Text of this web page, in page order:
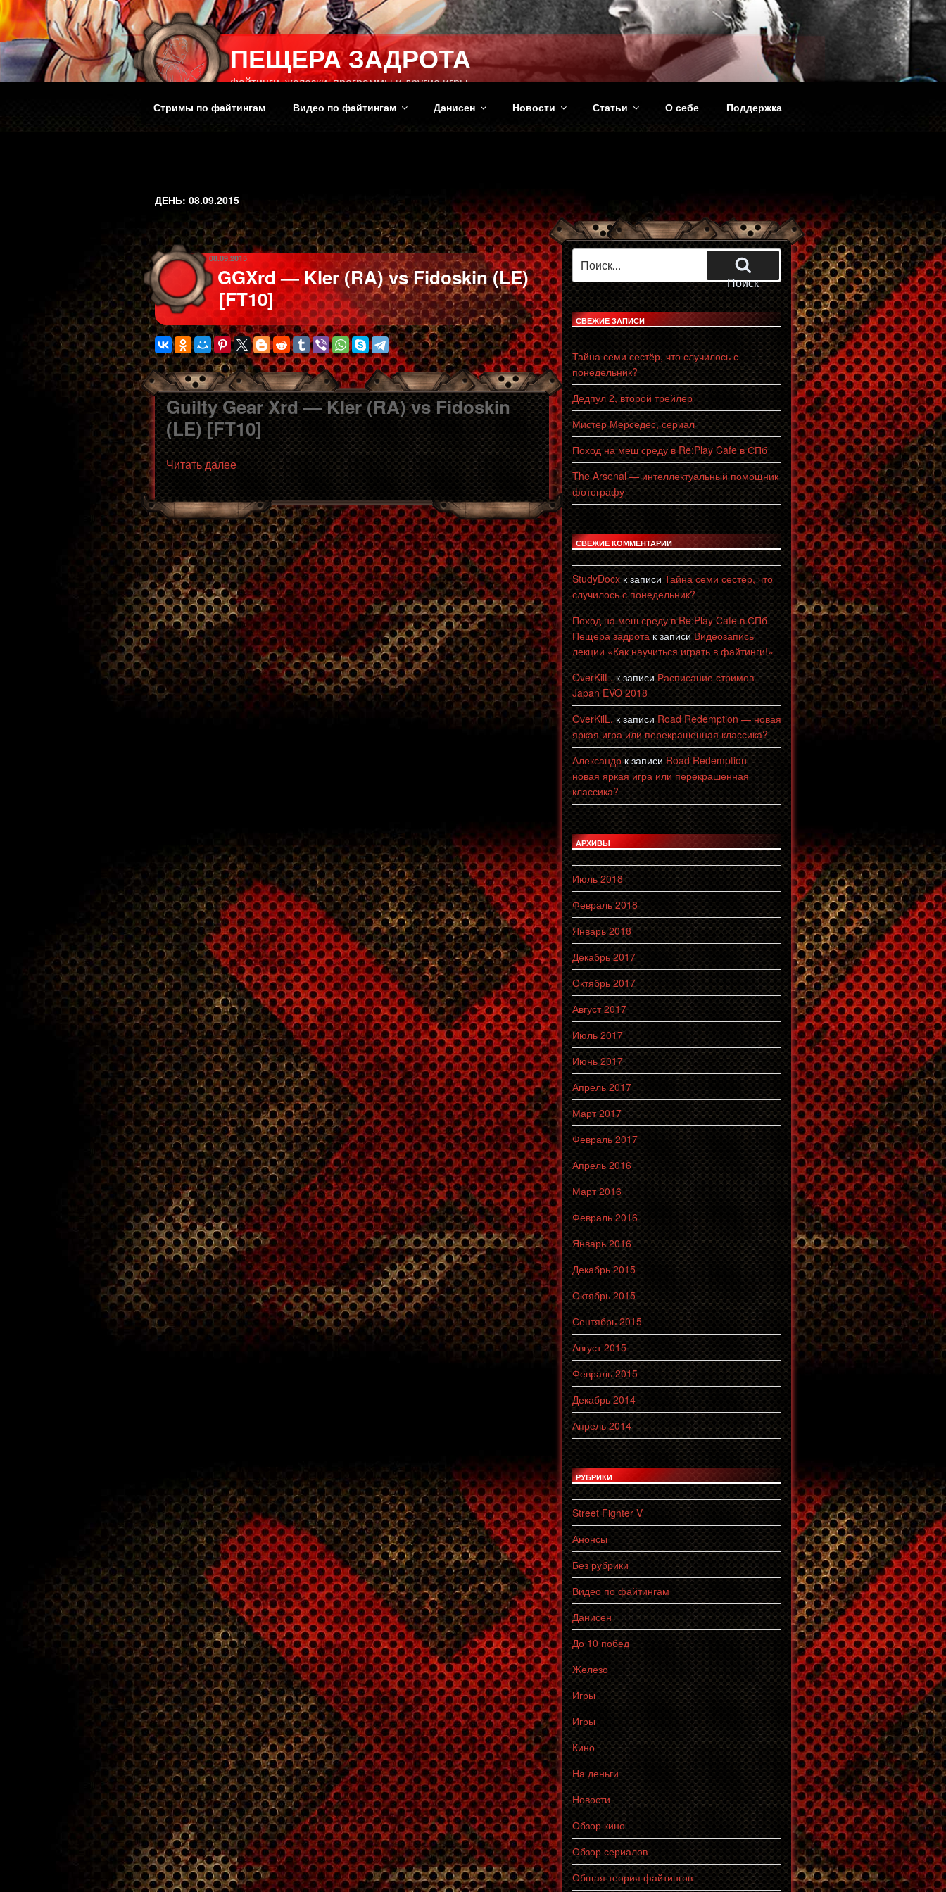
Перейти
к
содержимому
ПЕЩЕРА ЗАДРОТА
Файтинги, железки, программы и другие игры
Стримы по файтингам Видео по файтингам Данисен Новости Статьи О себе Поддержка
ДЕНЬ: 08.09.2015
ОПУБЛИКОВАНО
08.09.2015
GGXrd — Kler (RA) vs Fidoskin (LE)
[FT10]
Guilty Gear Xrd — Kler (RA) vs Fidoskin
(LE) [FT10]
Читать далее«GGXrd
Kler
(RA)
vs
Fidoskin
(LE)
[FT10]»
Поиск
СВЕЖИЕ ЗАПИСИ
Тайна семи сестёр, что случилось с
понедельник?
Дедпул 2, второй трейлер
Мистер Мерседес, сериал
Поход на меш среду в Re:Play Cafe в СПб
The Arsenal — интеллектуальный помощник
фотографу
СВЕЖИЕ КОММЕНТАРИИ
StudyDocxк записи Тайна семи сестёр, что
случилось с понедельник?
Поход на меш среду в Re:Play Cafe в СПб -
Пещера задротак записиВидеозапись
лекции «Как научиться играть в файтинги!»
OverKilL.к записиРасписание стримов
Japan EVO 2018
OverKilL.к записи Road Redemption — новая
яркая игра или перекрашенная классика?
Александрк записиRoad Redemption —
новая яркая игра или перекрашенная
классика?
АРХИВЫ
Июль 2018
Февраль 2018
Январь 2018
Декабрь 2017
Октябрь 2017
Август 2017
Июль 2017
Июнь 2017
Апрель 2017
Март 2017
Февраль 2017
Апрель 2016
Март 2016
Февраль 2016
Январь 2016
Декабрь 2015
Октябрь 2015
Сентябрь 2015
Август 2015
Февраль 2015
Декабрь 2014
Апрель 2014
РУБРИКИ
Street Fighter V
Анонсы
Без рубрики
Видео по файтингам
Данисен
До 10 побед
Железо
Игры
Игры
Кино
На деньги
Новости
Обзор кино
Обзор сериалов
Общая теория файтингов